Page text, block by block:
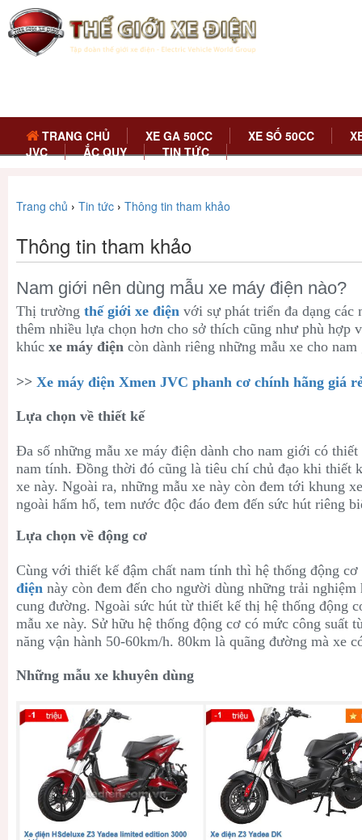
TRANG CHỦ XE GA 50CC XE SỐ 50CC
JVC
ẮC QUY TIN TỨC
Trang chủ › Tin tức › Thông tin tham khảo
Thông tin tham khảo
Nam giới nên dùng mẫu xe máy điện nào?
Thị trường thế giới xe điện với sự phát triển đa dạng các
thêm nhiều lựa chọn hơn cho sở thích cũng như phù hợp
khúc xe máy điện còn dành riêng những mẫu xe cho
>> Xe máy điện Xmen JVC phanh cơ chính hãng giá
Lựa chọn về thiết kế
Đa số những mẫu xe máy điện dành cho nam giới có
nam tính. Đồng thời đó cũng là tiêu chí chủ đạo khi thiết
xe này. Ngoài ra, những mẫu xe này còn đem tới khung
ngoài hấm hố, tem nước độc đáo đem đến sức hút riêng
Lựa chọn về động cơ
Cùng với thiết kế đậm chất nam tính thì hệ thống động
điện này còn đem đến cho người dùng những trải nghiệm
cung đường. Ngoài sức hút từ thiết kế thị hệ thống động
mẫu xe này. Sử hữu hệ thống động cơ có mức công suất
năng vận hành 50-60km/h. 80km là quãng đường mà xe
Những mẫu xe khuyên dùng